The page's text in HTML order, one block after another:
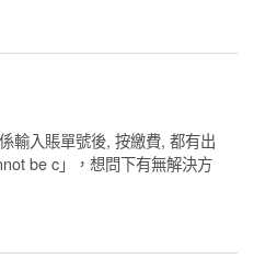
輸入賬單號後, 按繳費, 都有出
be c」，想問下有無解決方